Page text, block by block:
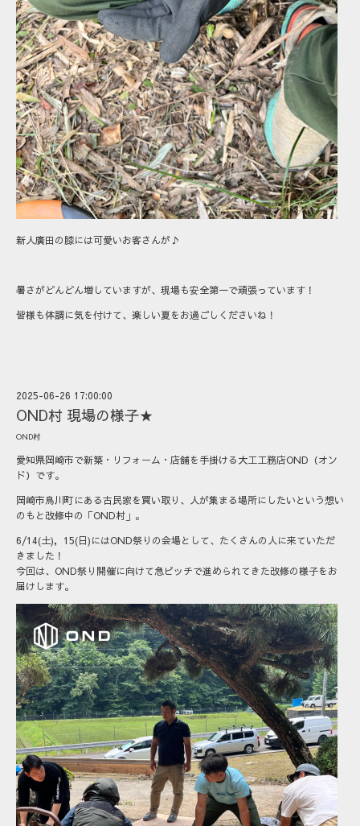
新人廣田の膝には可愛いお客さんが♪
暑さがどんどん増していますが、現場も安全第一で頑張っています！
皆様も体調に気を付けて、楽しい夏をお過ごしくださいね！
2025-06-26 17:00:00
OND村 現場の様子★
OND村
愛知県岡崎市で新築・リフォーム・店舗を手掛ける大工工務店OND（オン
ド）です。
岡崎市鳥川町にある古民家を買い取り、人が集まる場所にしたいという想い
のもと改修中の「OND村」。
6/14(土)，15(日)にはOND祭りの会場として、たくさんの人に来ていただ
きました！
今回は、OND祭り開催に向けて急ピッチで進められてきた改修の様子をお
届けします。